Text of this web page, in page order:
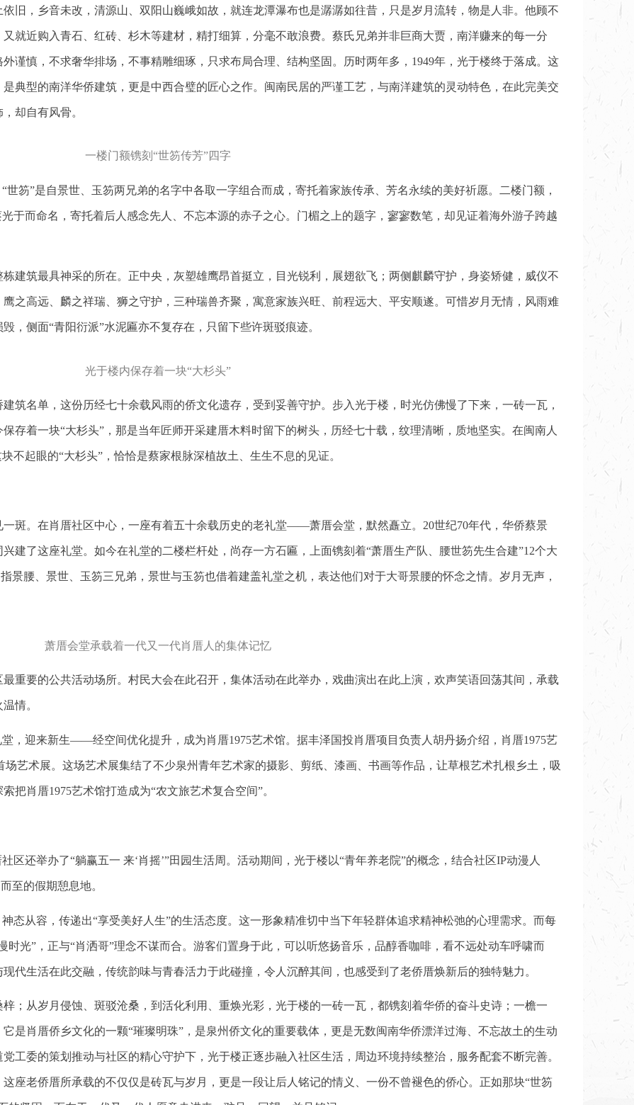
旧，乡音未改，清源山、双阳山巍峨如故，就连龙潭瀑布也是潺潺如往昔，只是岁月流转，物是人非。他顾不
就近购入青石、红砖、杉木等建材，精打细算，分毫不敢浪费。蔡氏兄弟并非巨商大贾，南洋赚来的每一分
谨慎，不求奢华排场，不事精雕细琢，只求布局合理、结构坚固。历时两年多，1949年，光于楼终于落成。这
典型的南洋华侨建筑，更是中西合璧的匠心之作。闽南民居的严谨工艺，与南洋建筑的灵动特色，在此完美交
却自有风骨。
一楼门额镌刻“世笏传芳”四字
世笏”是自景世、玉笏两兄弟的名字中各取一字组合而成，寄托着家族传承、芳名永续的美好祈愿。二楼门额，
于而命名，寄托着后人感念先人、不忘本源的赤子之心。门楣之上的题字，寥寥数笔，却见证着海外游子跨越
建筑最具神采的所在。正中央，灰塑雄鹰昂首挺立，目光锐利，展翅欲飞；两侧麒麟守护，身姿矫健，威仪不
之高远、麟之祥瑞、狮之守护，三种瑞兽齐聚，寓意家族兴旺、前程远大、平安顺遂。可惜岁月无情，风雨难
，侧面“青阳衍派”水泥匾亦不复存在，只留下些许斑驳痕迹。
光于楼内保存着一块“大杉头”
筑名单，这份历经七十余载风雨的侨文化遗存，受到妥善守护。步入光于楼，时光仿佛慢了下来，一砖一瓦，
存着一块“大杉头”，那是当年匠师开采建厝木料时留下的树头，历经七十载，纹理清晰，质地坚实。在闽南人
不起眼的“大杉头”，恰恰是蔡家根脉深植故土、生生不息的见证。
斑。在肖厝社区中心，一座有着五十余载历史的老礼堂——萧厝会堂，默然矗立。20世纪70年代，华侨蔡景
建了这座礼堂。如今在礼堂的二楼栏杆处，尚存一方石匾，上面镌刻着“萧厝生产队、腰世笏先生合建”12个大
景腰、景世、玉笏三兄弟，景世与玉笏也借着建盖礼堂之机，表达他们对于大哥景腰的怀念之情。岁月无声，
萧厝会堂承载着一代又一代肖厝人的集体记忆
重要的公共活动场所。村民大会在此召开，集体活动在此举办，戏曲演出在此上演，欢声笑语回荡其间，承载
情。
堂，迎来新生——经空间优化提升，成为肖厝1975艺术馆。据丰泽国投肖厝项目负责人胡丹扬介绍，肖厝1975艺
场艺术展。这场艺术展集结了不少泉州青年艺术家的摄影、剪纸、漆画、书画等作品，让草根艺术扎根乡土，吸
把肖厝1975艺术馆打造成为“农文旅艺术复合空间”。
区还举办了“躺赢五一 来‘肖摇’”田园生活周。活动期间，光于楼以“青年养老院”的概念，结合社区IP动漫人
至的假期憩息地。
态从容，传递出“享受美好人生”的生活态度。这一形象精准切中当下年轻群体追求精神松弛的心理需求。而每
时光”，正与“肖洒哥”理念不谋而合。游客们置身于此，可以听悠扬音乐，品醇香咖啡，看不远处动车呼啸而
代生活在此交融，传统韵味与青春活力于此碰撞，令人沉醉其间，也感受到了老侨厝焕新后的独特魅力。
；从岁月侵蚀、斑驳沧桑，到活化利用、重焕光彩，光于楼的一砖一瓦，都镌刻着华侨的奋斗史诗；一檐一
是肖厝侨乡文化的一颗“璀璨明珠”，是泉州侨文化的重要载体，更是无数闽南华侨漂洋过海、不忘故土的生动
工委的策划推动与社区的精心守护下，光于楼正逐步融入社区生活，周边环境持续整治，服务配套不断完善。
座老侨厝所承载的不仅仅是砖瓦与岁月，更是一段让后人铭记的情义、一份不曾褪色的侨心。正如那块“世笏